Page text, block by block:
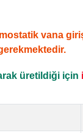
vana
üretildiği için